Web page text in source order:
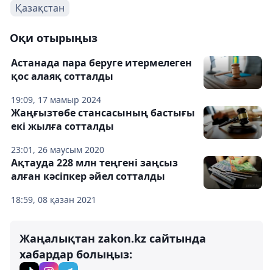
Қазақстан
Оқи отырыңыз
19:09, 17 мамыр 2024
Астанада пара беруге итермелеген
қос алаяқ сотталды
23:01, 26 маусым 2020
Жаңғызтөбе стансасының бастығы
екі жылға сотталды
18:59, 08 қазан 2021
Ақтауда 228 млн теңгені заңсыз
алған кәсіпкер әйел сотталды
Жаңалықтан zakon.kz сайтында
хабардар болыңыз: